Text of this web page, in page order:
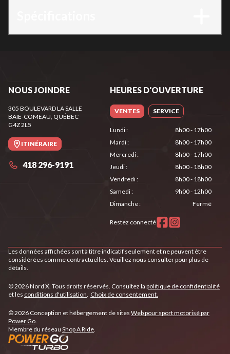
NOUS JOINDRE
305 BOULEVARD LA SALLE
BAIE-COMEAU, QUÉBEC
G4Z 2L5
ITINÉRAIRE
418 296-9191
HEURES D'OUVERTURE
VENTES SERVICE
Lundi:
8h00 - 17h00
Mardi:
8h00 - 17h00
Mercredi:
8h00 - 17h00
Jeudi:
8h00 - 18h00
Vendredi:
8h00 - 18h00
Samedi:
9h00 - 12h00
Dimanche: Fermé
Restez connecté
Les données affichées sont à titre indicatif seulement et ne peuvent être
considérées comme contractuelles. Veuillez nous consulter pour plus de
détails.
© 2026 Nord X. Tous droits réservés. Consultez la politique de confidentialité
et les conditions d'utilisation. Choix de consentement.
© 2026 Conception et hébergement de sites Web pour sport motorisé par
Power Go.
Membre du réseau Shop A Ride.